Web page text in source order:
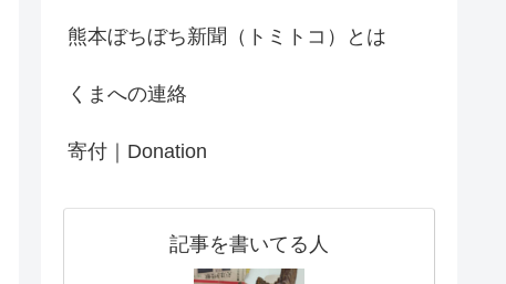
熊本ぼちぼち新聞（トミトコ）とは
くまへの連絡
寄付｜Donation
記事を書いてる人